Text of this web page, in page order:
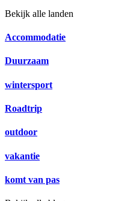
Bekijk alle landen
Accommodatie
Duurzaam
wintersport
Roadtrip
outdoor
vakantie
komt van pas